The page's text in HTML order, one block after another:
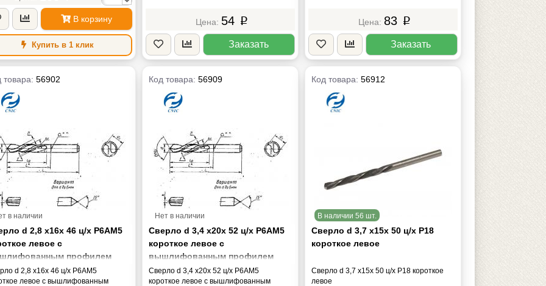
В корзину
Купить в 1 клик
54 p
Заказать
83 p
Заказать
товара: 56902
в наличии
d 2,8 х16х 46 ц/х Р6АМ5
левое с
профилем
4010-77 "CNIC"
d 2,8 х16х 46 ц/х Р6АМ5
левое с вышлифованным
Код товара:56909
Нет в наличии
Сверло d 3,4 х20х 52 ц/х Р6АМ5
короткое левое с
вышлифованным профилем
ГОСТ 4010-77 "CNIC"
Сверло d 3,4 х20х 52 ц/х Р6АМ5
короткое левое с вышлифованным
Код товара:56912
В наличии 56 шт.
Сверло d 3,7 х15х 50 ц/х Р18
короткое левое
Сверло d 3,7 х15х 50 ц/х Р18 короткое
левое